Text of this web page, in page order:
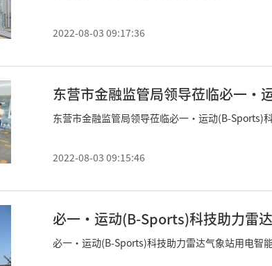
2022-08-03 09:17:36
东营市金融监管局领导莅临必一·
东营市金融监管局领导莅临必一·运动(B-Sports)
2022-08-03 09:15:46
必一·运动(B-Sports)科技助力雷
必一·运动(B-Sports)科技助力雷达气象站用电智